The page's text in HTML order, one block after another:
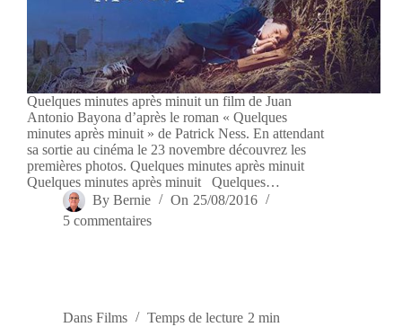
Quelques minutes après minuit un film de Juan
Antonio Bayona d’après le roman « Quelques
minutes après minuit » de Patrick Ness. En attendant
sa sortie au cinéma le 23 novembre découvrez les
premières photos. Quelques minutes après minuit
Quelques minutes après minuit Quelques…
By Bernie On 25/08/2016
5 commentaires
Dans Films Temps de lecture 2 min